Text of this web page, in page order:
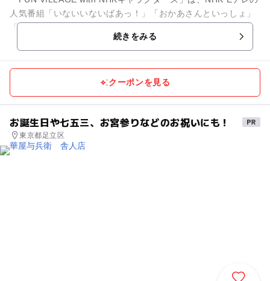
人気番組「いないいないばあっ！」「おかあさんといっしょ」
「みいつけた！」のキャラクターに親しめる日本最大級のアミ
続きをみる
クーポンを見る
お誕生日や七五三、お宮参りなどのお祝いにも！
東京都足立区